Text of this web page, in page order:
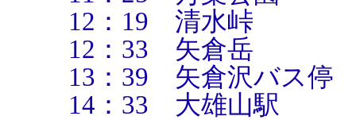
12：19 清水峠
12：33 矢倉岳
13：39 矢倉沢バス停
14：33 大雄山駅